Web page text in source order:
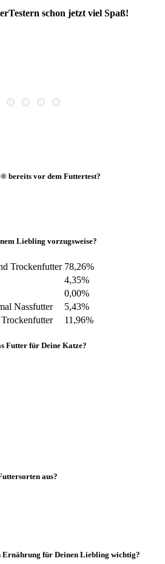
schon jetzt viel Spaß!
bereits vor dem Futtertest?
Liebling vorzugsweise?
Trockenfutter 78,26%
4,35%
0,00%
Nassfutter
5,43%
11,96%
Futter für Deine Katze?
aus?
Ernährung für Deinen Liebling wichtig?